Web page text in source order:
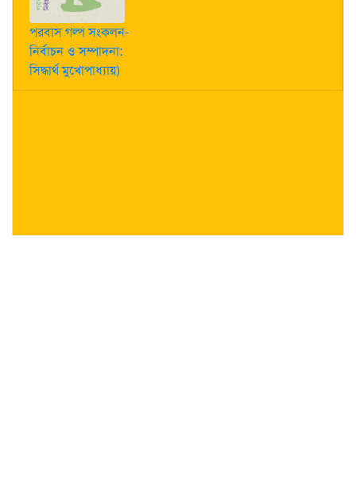
পরবাস গল্প সংকলন-
নির্বাচন ও সম্পাদনা:
সিদ্ধার্থ মুখোপাধ্যায়)